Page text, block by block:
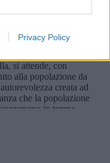
Privacy Policy